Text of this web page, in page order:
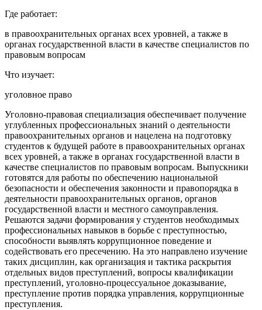
Где работает:
в правоохранительных органах всех уровней, а также в
органах государственной власти в качестве специалистов по
правовым вопросам
Что изучает:
уголовное право
Уголовно-правовая специализация обеспечивает получение
углубленных профессиональных знаний о деятельности
правоохранительных органов и нацелена на подготовку
студентов к будущей работе в правоохранительных органах
всех уровней, а также в органах государственной власти в
качестве специалистов по правовым вопросам. Выпускники
готовятся для работы по обеспечению национальной
безопасности и обеспечения законности и правопорядка в
деятельности правоохранительных органов, органов
государственной власти и местного самоуправления.
Решаются задачи формирования у студентов необходимых
профессиональных навыков в борьбе с преступностью,
способности выявлять коррупционное поведение и
содействовать его пресечению. На это направлено изучение
таких дисциплин, как организация и тактика раскрытия
отдельных видов преступлений, вопросы квалификации
преступлений, уголовно-процессуальное доказывание,
преступление против порядка управления, коррупционные
преступления.